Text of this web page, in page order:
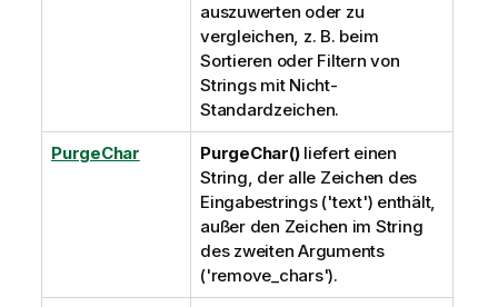
auszuwerten oder zu
vergleichen, z. B. beim
Sortieren oder Filtern von
Strings mit Nicht-
Standardzeichen.
PurgeChar PurgeChar()liefert einen
String, der alle Zeichen des
Eingabestrings ('text') enthält,
außer den Zeichen im String
des zweiten Arguments
('remove_chars').